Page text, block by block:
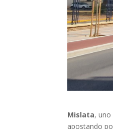
Mislata,
apostando